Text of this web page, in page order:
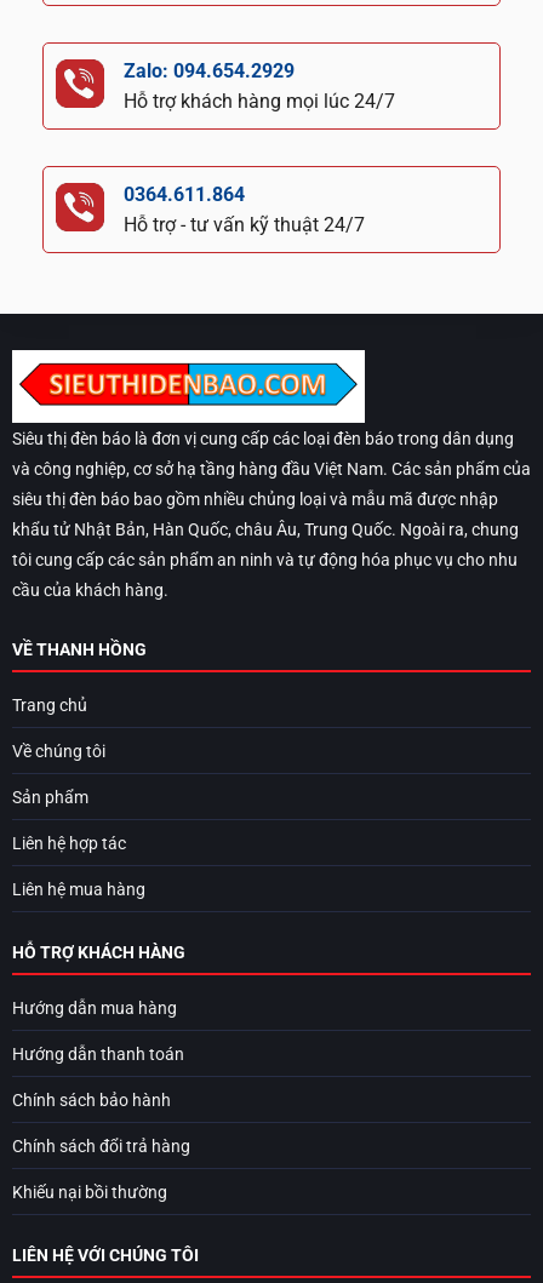
Zalo: 094.654.2929
Hỗ trợ khách hàng mọi lúc 24/7
0364.611.864
Hỗ trợ - tư vấn kỹ thuật 24/7
Siêu thị đèn báo là đơn vị cung cấp các loại đèn báo trong dân dụng
và công nghiệp, cơ sở hạ tầng hàng đầu Việt Nam. Các sản phẩm của
siêu thị đèn báo bao gồm nhiều chủng loại và mẫu mã được nhập
khẩu tử Nhật Bản, Hàn Quốc, châu Âu, Trung Quốc. Ngoài ra, chung
tôi cung cấp các sản phẩm an ninh và tự động hóa phục vụ cho nhu
cầu của khách hàng.
VỀ THANH HỒNG
Trang chủ
Về chúng tôi
Sản phẩm
Liên hệ hợp tác
Liên hệ mua hàng
HỖ TRỢ KHÁCH HÀNG
Hướng dẫn mua hàng
Hướng dẫn thanh toán
Chính sách bảo hành
Chính sách đổi trả hàng
Khiếu nại bồi thường
LIÊN HỆ VỚI CHÚNG TÔI